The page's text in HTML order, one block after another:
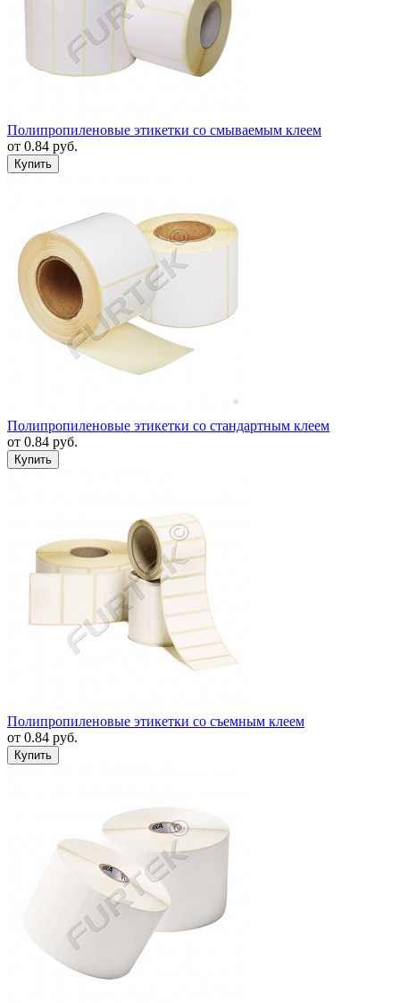
Полипропиленовые этикетки со смываемым клеем
от 0.84 руб.
Полипропиленовые этикетки со стандартным клеем
от 0.84 руб.
Полипропиленовые этикетки со съемным клеем
от 0.84 руб.